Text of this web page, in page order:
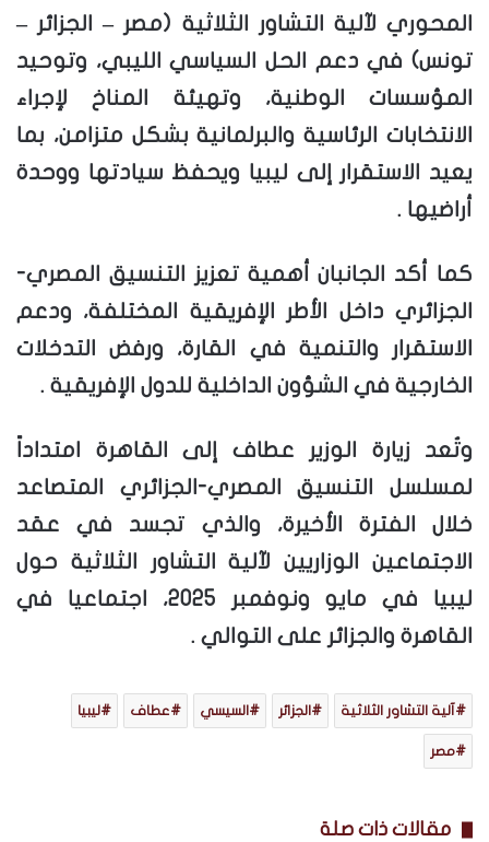
المحوري لآلية التشاور الثلاثية (مصر – الجزائر –
تونس) في دعم الحل السياسي الليبي، وتوحيد
المؤسسات الوطنية، وتهيئة المناخ لإجراء
الانتخابات الرئاسية والبرلمانية بشكل متزامن، بما
يعيد الاستقرار إلى ليبيا ويحفظ سيادتها ووحدة
أراضيها .
كما أكد الجانبان أهمية تعزيز التنسيق المصري-
الجزائري داخل الأطر الإفريقية المختلفة، ودعم
الاستقرار والتنمية في القارة، ورفض التدخلات
الخارجية في الشؤون الداخلية للدول الإفريقية .
وتُعد زيارة الوزير عطاف إلى القاهرة امتداداً
لمسلسل التنسيق المصري-الجزائري المتصاعد
خلال الفترة الأخيرة، والذي تجسد في عقد
الاجتماعين الوزاريين لآلية التشاور الثلاثية حول
ليبيا في مايو ونوفمبر 2025، اجتماعيا في
القاهرة والجزائر على التوالي .
آلية التشاور الثلاثية الجزائر السيسي عطاف ليبيا
مصر
مقالات ذات صلة